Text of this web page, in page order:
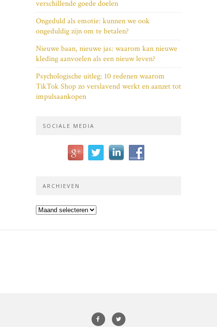
verschillende goede doelen
Ongeduld als emotie: kunnen we ook
ongeduldig zijn om te betalen?
Nieuwe baan, nieuwe jas: waarom kan nieuwe
kleding aanvoelen als een nieuw leven?
Psychologische uitleg: 10 redenen waarom
TikTok Shop zo verslavend werkt en aanzet tot
impulsaankopen
SOCIALE MEDIA
ARCHIEVEN
Archieven